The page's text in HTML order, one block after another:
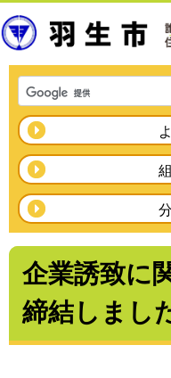
企業誘致に
締結しまし